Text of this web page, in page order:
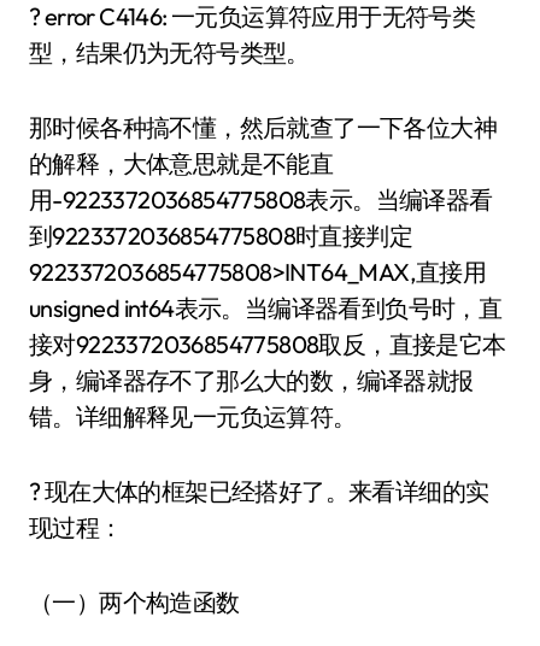
? error C4146: 一元负运算符应用于无符号类
型，结果仍为无符号类型。
那时候各种搞不懂，然后就查了一下各位大神
的解释，大体意思就是不能直
用-9223372036854775808表示。当编译器看
到9223372036854775808时直接判定
9223372036854775808>INT64_MAX,直接用
unsigned int64表示。当编译器看到负号时，直
接对9223372036854775808取反，直接是它本
身，编译器存不了那么大的数，编译器就报
错。详细解释见一元负运算符。
? 现在大体的框架已经搭好了。来看详细的实
现过程：
（一）两个构造函数